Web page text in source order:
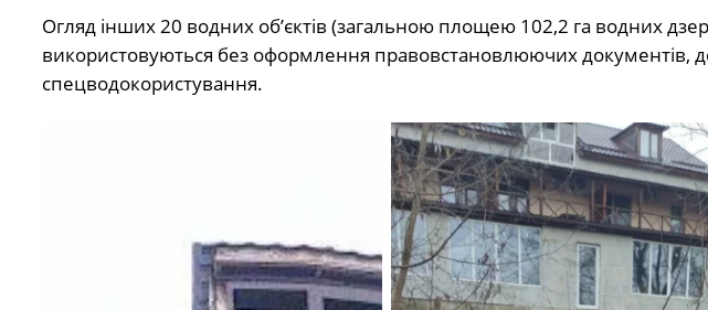
Огляд інших 20 водних об’єктів (загальною площею 102,2 га водних
використовуються без оформлення правовстановлюючих документів,
спецводокористування.